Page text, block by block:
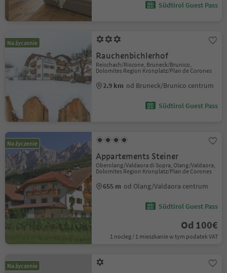
Südtirol Guest Pass
Na życzenie
Rauchenbichlerhof
Reischach/Riscone, Bruneck/Brunico,
Dolomites Region Kronplatz/Plan de Corones
2.9 km od Bruneck/Brunico centrum
Südtirol Guest Pass
Na życzenie
Appartements Steiner
Oberolang/Valdaora di Sopra, Olang/Valdaora,
Dolomites Region Kronplatz/Plan de Corones
655 m od Olang/Valdaora centrum
Südtirol Guest Pass
Od 100€
1 nocleg / 1 mieszkanie w tym podatek VAT
Na życzenie